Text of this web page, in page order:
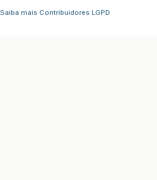
Saiba mais Contribuidores LGPD